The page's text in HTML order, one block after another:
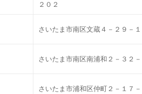
２０２
さいたま市南区文蔵４－２９－
さいたま市南区南浦和２－３２
さいたま市浦和区仲町２－１７